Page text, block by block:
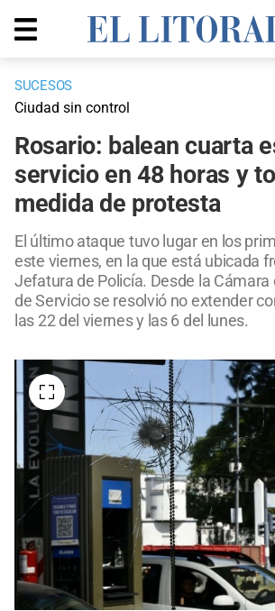
SUCESOS
Ciudad sin control
Rosario: balean cuarta
servicio en 48 horas y
medida de protesta
El último ataque tuvo lugar en los
este viernes, en la que está ubicada
Jefatura de Policía. Desde la Cámara
de Servicio se resolvió no extender
las 22 del viernes y las 6 del lunes.